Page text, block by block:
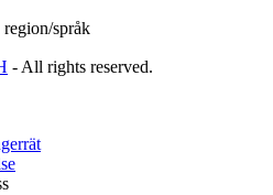
språk
- All rights reserved.